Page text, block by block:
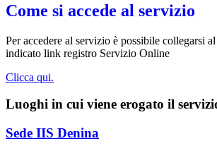
Come si accede al servizio
Per accedere al servizio è possibile collegarsi
indicato link registro Servizio Online
Clicca qui.
Luoghi in cui viene erogato il
Sede IIS Denina